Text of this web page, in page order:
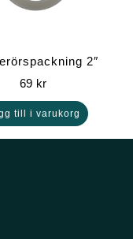
2″
69 kr
till i varukorg